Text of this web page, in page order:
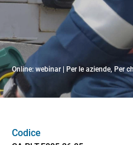
Online: webinar | Per le aziende, Per
Codice